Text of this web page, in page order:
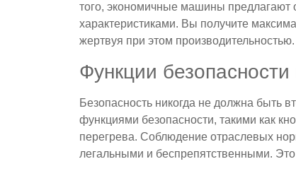
того, экономичные машины предлагают
характеристиками. Вы получите
жертвуя при этом производительностью.
Функции
Безопасность никогда не должна быть
функциями безопасности, такими как
перегрева. Соблюдение отраслевых
легальными и беспрепятственными.